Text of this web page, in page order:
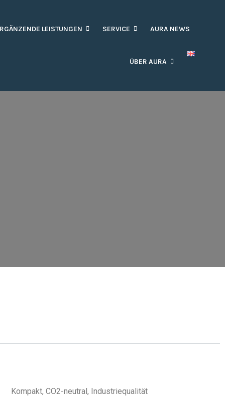
LEISTUNGEN SERVICE AURA NEWS
ÜBER AURA
Kompakt, CO2-neutral, Industriequalität